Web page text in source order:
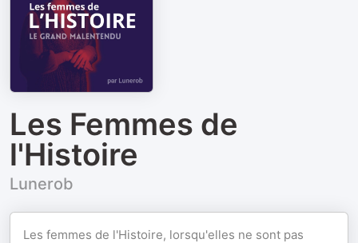
Les Femmes de
l'Histoire
Lunerob
Les femmes de l'Histoire, lorsqu'elles ne sont pas